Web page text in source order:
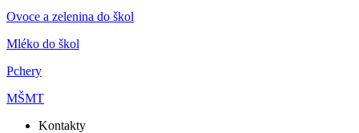
Ovoce a zelenina do škol
Mléko do škol
Pchery
MŠMT
Kontakty